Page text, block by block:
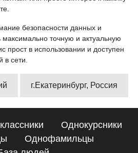
безопасности данных и
точную и актуальную
в использовании и доступен
в сети.
г.Екатеринбург, Россия
Однокурсники
Однофамильцы